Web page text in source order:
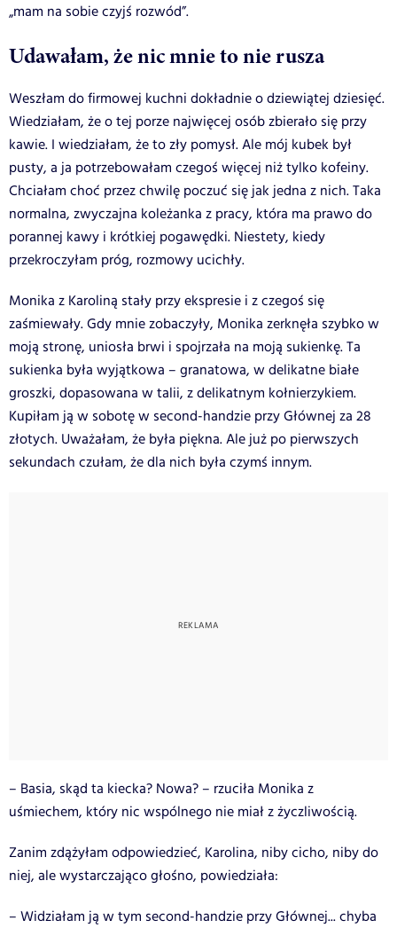
„mam na sobie czyjś rozwód”.
Udawałam, że nic mnie to nie rusza
Weszłam do firmowej kuchni dokładnie o dziewiątej dziesięć.
Wiedziałam, że o tej porze najwięcej osób zbierało się przy
kawie. I wiedziałam, że to zły pomysł. Ale mój kubek był
pusty, a ja potrzebowałam czegoś więcej niż tylko kofeiny.
Chciałam choć przez chwilę poczuć się jak jedna z nich. Taka
normalna, zwyczajna koleżanka z pracy, która ma prawo do
porannej kawy i krótkiej pogawędki. Niestety, kiedy
przekroczyłam próg, rozmowy ucichły.
Monika z Karoliną stały przy ekspresie i z czegoś się
zaśmiewały. Gdy mnie zobaczyły, Monika zerknęła szybko w
moją stronę, uniosła brwi i spojrzała na moją sukienkę. Ta
sukienka była wyjątkowa – granatowa, w delikatne białe
groszki, dopasowana w talii, z delikatnym kołnierzykiem.
Kupiłam ją w sobotę w second-handzie przy Głównej za 28
złotych. Uważałam, że była piękna. Ale już po pierwszych
sekundach czułam, że dla nich była czymś innym.
– Basia, skąd ta kiecka? Nowa? – rzuciła Monika z
uśmiechem, który nic wspólnego nie miał z życzliwością.
Zanim zdążyłam odpowiedzieć, Karolina, niby cicho, niby do
niej, ale wystarczająco głośno, powiedziała:
– Widziałam ją w tym second-handzie przy Głównej... chyba